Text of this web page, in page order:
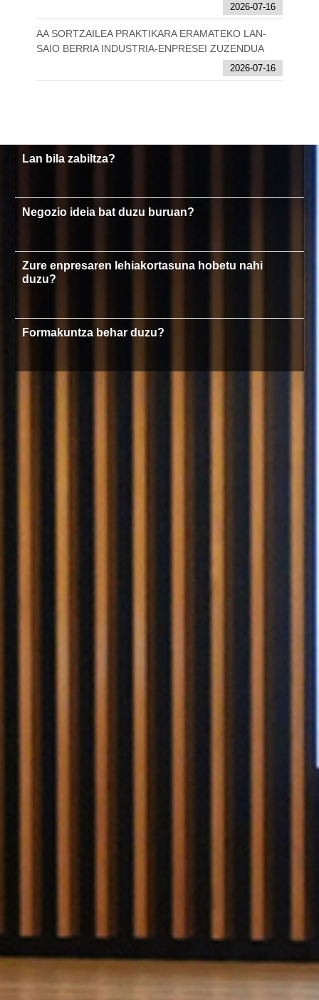
2026-07-16
AA SORTZAILEA PRAKTIKARA ERAMATEKO LAN-
SAIO BERRIA INDUSTRIA-ENPRESEI ZUZENDUA
2026-07-16
Lan bila zabiltza?
Negozio ideia bat duzu buruan?
Zure enpresaren lehiakortasuna hobetu nahi
duzu?
Formakuntza behar duzu?